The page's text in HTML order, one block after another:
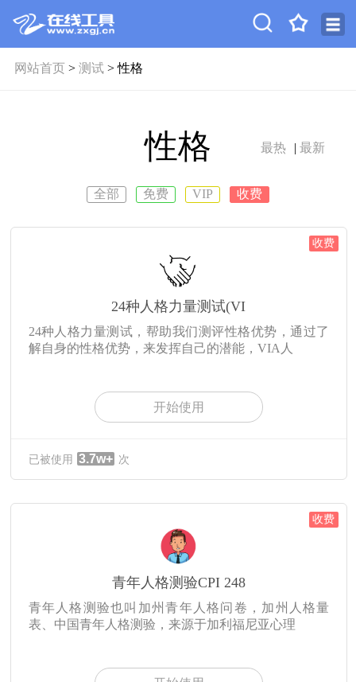
网站首页> 测试 > 性格
最热 | 最新
性格
全部 免费 VIP 收费
收费
24种人格力量测试(VI
24种人格力量测试，帮助我们测评性格优势，通过了
解自身的性格优势，来发挥自己的潜能，VIA人
开始使用
已被使用 3.7w+ 次
收费
青年人格测验CPI 248
青年人格测验也叫加州青年人格问卷，加州人格量
表、中国青年人格测验，来源于加利福尼亚心理